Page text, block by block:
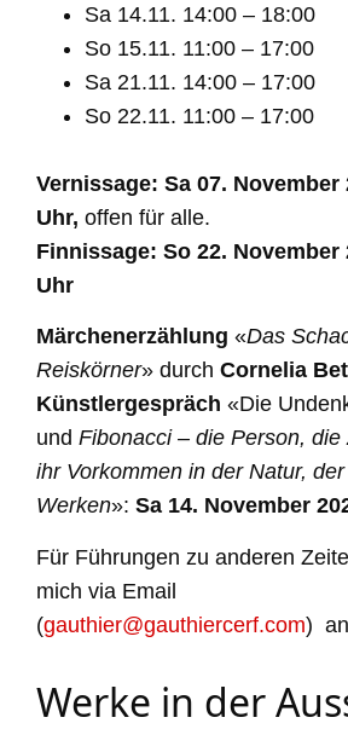
Sa 14.11. 14:00 – 18:00
So 15.11. 11:00 – 17:00
Sa 21.11. 14:00 – 17:00
So 22.11. 11:00 – 17:00
Vernissage: Sa 07. November
Uhr, offen für alle.
Finnissage: So 22. November
Uhr
Märchenerzählung «Das
Reiskörner» durch Cornelia
Künstlergespräch «Die
und Fibonacci – die Person,
ihr Vorkommen in der Natur,
Werken»: Sa 14. November
Für Führungen zu anderen
mich via Email
(gauthier@gauthiercerf.com)
Werke in der